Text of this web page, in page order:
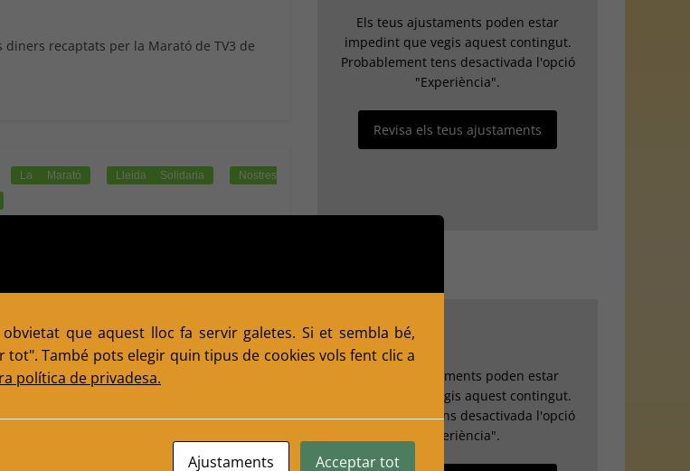
recaptats per la Marató de TV3 de
La Marató Lleida Solidaria
Nostres
Des de l’organització de la Marató de
rebut un diploma acreditatiu per haver
amb
Els teus ajustaments poden estar
impedint que vegis aquest contingut.
Probablement tens desactivada l'opció
"Experiència".
Revisa els teus ajustaments
Els teus ajustaments poden estar
impedint que vegis aquest contingut.
Probablement tens desactivada l'opció
"Experiència".
que aquest lloc fa servir galetes. Si et sembla bé,
tot". També pots elegir quin tipus de cookies vols fent clic a
política de privadesa.
Ajustaments Acceptar tot